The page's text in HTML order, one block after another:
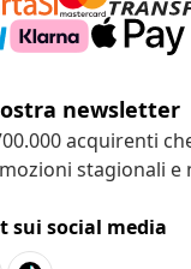
newsletter
acquirenti
stagionali e
sui social media